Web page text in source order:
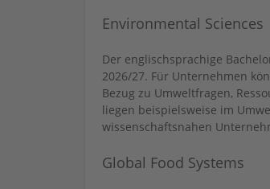
Environmental Sciences
Der englischsprachige
2026/27. Für Unternehmen
Bezug zu Umweltfragen,
liegen beispielsweise im
wissenschaftsnahen
Global Food Systems